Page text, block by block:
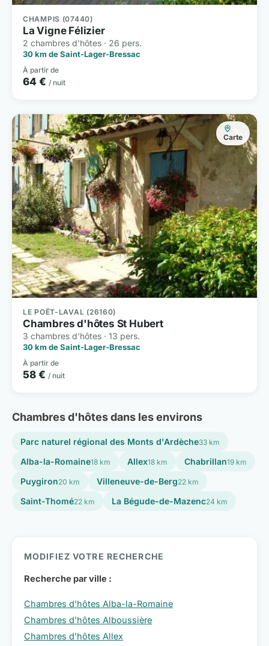
CHAMPIS (07440)
La Vigne Félizier
2 chambres d'hôtes · 26 pers.
30 km de Saint-Lager-Bressac
À partir de
64 € / nuit
Carte
LE POËT-LAVAL (26160)
Chambres d'hôtes St Hubert
3 chambres d'hôtes · 13 pers.
30 km de Saint-Lager-Bressac
À partir de
58 € / nuit
Chambres d'hôtes dans les environs
Parc naturel régional des Monts d'Ardèche33 km
Alba-la-Romaine18 km Allex18 km Chabrillan19 km
Puygiron20 km Villeneuve-de-Berg22 km
Saint-Thomé22 km La Bégude-de-Mazenc24 km
MODIFIEZ VOTRE RECHERCHE
Recherche par ville :
Chambres d'hôtes Alba-la-Romaine
Chambres d'hôtes Alboussière
Chambres d'hôtes Allex